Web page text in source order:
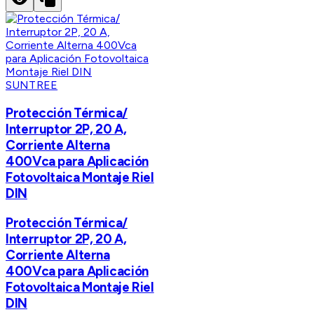
SUNTREE
Protección Térmica/
Interruptor 2P, 20 A,
Corriente Alterna
400Vca para Aplicación
Fotovoltaica Montaje Riel
DIN
Protección Térmica/
Interruptor 2P, 20 A,
Corriente Alterna
400Vca para Aplicación
Fotovoltaica Montaje Riel
DIN